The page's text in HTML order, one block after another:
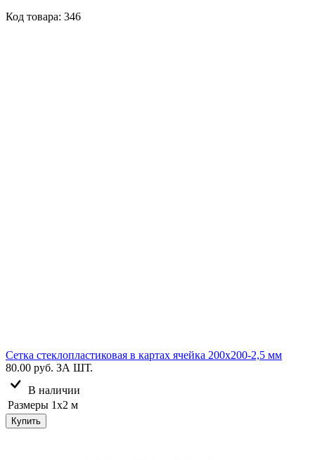
Код товара: 346
Сетка стеклопластиковая в картах ячейка 200х200-2,5 мм
80.00 руб. ЗА ШТ.
В наличии
Размеры 1х2 м
Купить